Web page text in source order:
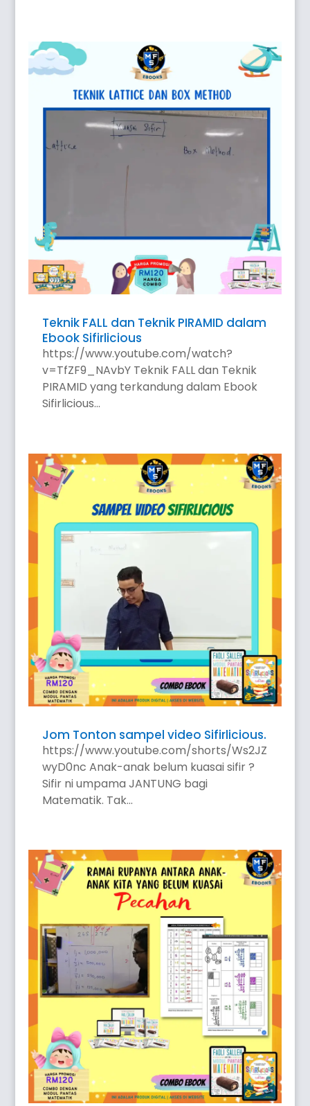
Teknik FALL dan Teknik PIRAMID dalam
Ebook Sifirlicious
https://www.youtube.com/watch?
v=TfZF9_NAvbY Teknik FALL dan Teknik
PIRAMID yang terkandung dalam Ebook
Sifirlicious...
Jom Tonton sampel video Sifirlicious.
https://www.youtube.com/shorts/Ws2JZ
wyD0nc Anak-anak belum kuasai sifir ?
Sifir ni umpama JANTUNG bagi
Matematik. Tak...